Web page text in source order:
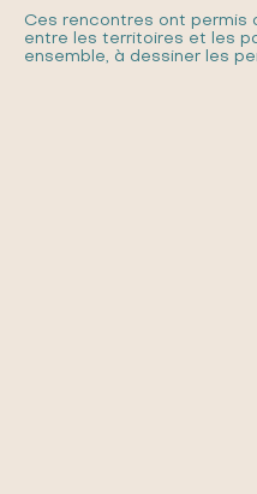
Ces rencontres ont permis
entre les territoires et les
ensemble, à dessiner les